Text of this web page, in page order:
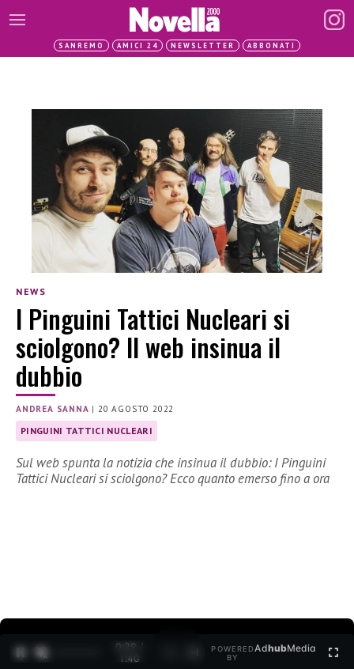
SANREMO AMICI 24 NEWSLETTER ABBONATI
NEWS
I Pinguini Tattici Nucleari si
sciolgono? Il web insinua il
dubbio
ANDREA SANNA |20 AGOSTO 2022
PINGUINI TATTICI NUCLEARI
Sul web spunta la notizia che insinua il dubbio: I Pinguini
Tattici Nucleari si sciolgono? Ecco quanto emerso fino a ora
0:30 /
1:40
POWERED
BY
AdhubMedia